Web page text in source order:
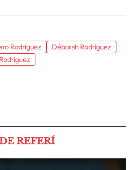
Rodríguez
Déborah Rodríguez
REFERÍ